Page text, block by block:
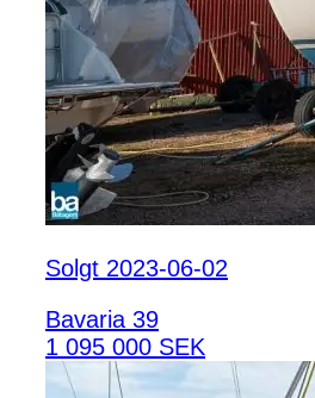
Solgt 2023-06-02
Bavaria 39
1 095 000 SEK